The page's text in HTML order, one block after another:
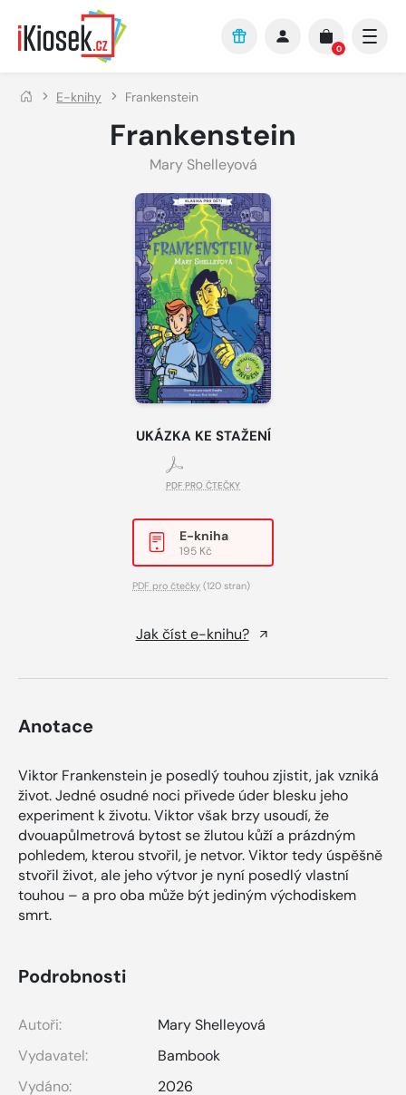
Přejít na hlavní obsah
0
E-knihy Frankenstein
Frankenstein
Mary Shelleyová
UKÁZKA KE STAŽENÍ
PDF PRO ČTEČKY
E-kniha
195 Kč
PDF pro čtečky (120 stran)
Jak číst e-knihu?
Anotace
Viktor Frankenstein je posedlý touhou zjistit, jak vzniká
život. Jedné osudné noci přivede úder blesku jeho
experiment k životu. Viktor však brzy usoudí, že
dvouapůlmetrová bytost se žlutou kůží a prázdným
pohledem, kterou stvořil, je netvor. Viktor tedy úspěšně
stvořil život, ale jeho výtvor je nyní posedlý vlastní
touhou – a pro oba může být jediným východiskem
smrt.
Podrobnosti
Autoři:
Mary Shelleyová
Vydavatel:
Bambook
Vydáno:
2026